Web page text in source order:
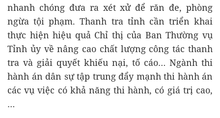
nhanh chóng đưa ra xét xử để răn đe, phòng
ngừa tội phạm. Thanh tra tỉnh cần triển khai
thực hiện hiệu quả Chỉ thị của Ban Thường vụ
Tỉnh ủy về nâng cao chất lượng công tác thanh
tra và giải quyết khiếu nại, tố cáo… Ngành thi
hành án dân sự tập trung đẩy mạnh thi hành án
các vụ việc có khả năng thi hành, có giá trị cao,
…